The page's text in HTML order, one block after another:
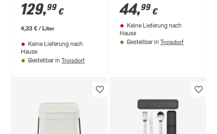
edelstahlfarben 30 l
129,99 €
4,33 € / Liter
Keine Lieferung nach
Hause
Bestellbar in Troisdorf
44,99 €
Keine Lieferung nach
Hause
Bestellbar in Troisdorf